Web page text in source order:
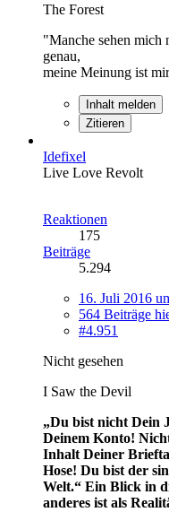
The Forest
"Manche sehen mich
genau,
meine Meinung ist
Inhalt melden
Zitieren
Idefixel
Live Love Revolt
Reaktionen
175
Beiträge
5.294
16. Juli 2016
564 Beiträge
#4.951
Nicht gesehen
I Saw the Devil
„Du bist nicht Dein
Deinem Konto!
Inhalt Deiner
Hose! Du bist der
Welt.“ Ein Blick in
anderes ist als